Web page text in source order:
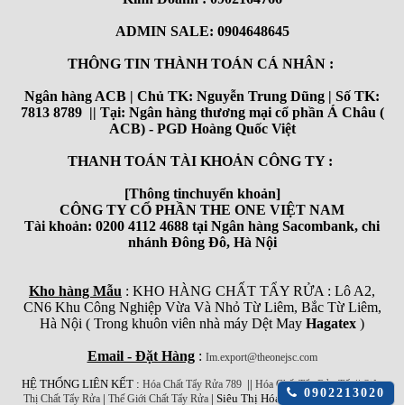
Click
0902213020
ADMIN SALE: 0904648645
THÔNG TIN THÀNH TOÁN CÁ NHÂN :
Ngân hàng ACB | Chủ TK: Nguyễn Trung Dũng | Số TK:
7813 8789 || Tại: Ngân hàng thương mại cổ phần Á Châu (
ACB) - PGD Hoàng Quốc Việt
THANH TOÁN TÀI KHOẢN CÔNG TY :
[Thông tinchuyển khoản]
CÔNG TY CỔ PHẦN THE ONE VIỆT NAM
Tài khoản: 0200 4112 4688 tại Ngân hàng Sacombank, chi
nhánh Đông Đô, Hà Nội
Kho hàng Mẫu : KHO HÀNG CHẤT TẨY RỬA : Lô A2,
CN6 Khu Công Nghiệp Vừa Và Nhỏ Từ Liêm, Bắc Từ Liêm,
Hà Nội ( Trong khuôn viên nhà máy Dệt May Hagatex )
Email - Đặt Hàng: Im.export@theonejsc.com
HỆ THỐNG LIÊN KẾT : Hóa Chất Tẩy Rửa 789 || Hóa Chất Tẩy Rửa Tốt||Siêu
Thị Chất Tẩy Rửa | Thế Giới Chất Tẩy Rửa | Siêu Thị Hóa Chất Công Nghiệp